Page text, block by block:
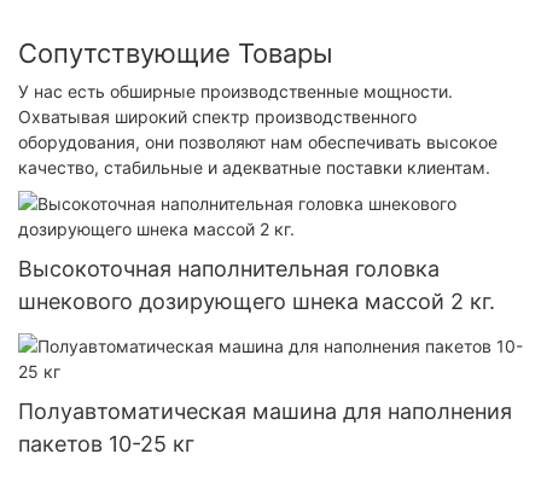
Сопутствующие Товары
У нас есть обширные производственные мощности.
Охватывая широкий спектр производственного
оборудования, они позволяют нам обеспечивать высокое
качество, стабильные и адекватные поставки клиентам.
Высокоточная наполнительная головка
шнекового дозирующего шнека массой 2 кг.
Полуавтоматическая машина для наполнения
пакетов 10-25 кг